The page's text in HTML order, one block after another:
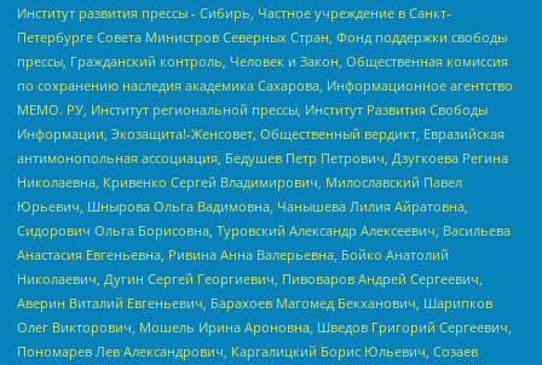
Институт развития прессы - Сибирь, Частное учреждение в Санкт-
Петербурге Совета Министров Северных Стран, Фонд поддержки свободы
прессы, Гражданский контроль, Человек и Закон, Общественная комиссия
по сохранению наследия академика Сахарова, Информационное агентство
МЕМО. РУ, Институт региональной прессы, Институт Развития Свободы
Информации, Экозащита!-Женсовет, Общественный вердикт, Евразийская
антимонопольная ассоциация, Бедушев Петр Петрович, Дзугкоева Регина
Николаевна, Кривенко Сергей Владимирович, Милославский Павел
Юрьевич, Шнырова Ольга Вадимовна, Чанышева Лилия Айратовна,
Сидорович Ольга Борисовна, Туровский Александр Алексеевич, Васильева
Анастасия Евгеньевна, Ривина Анна Валерьевна, Бойко Анатолий
Николаевич, Дугин Сергей Георгиевич, Пивоваров Андрей Сергеевич,
Аверин Виталий Евгеньевич, Барахоев Магомед Бекханович, Шарипков
Олег Викторович, Мошель Ирина Ароновна, Шведов Григорий Сергеевич,
Пономарев Лев Александрович, Каргалицкий Борис Юльевич, Созаев